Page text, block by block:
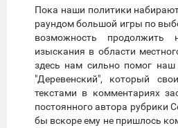
Пока наши политики
раундом большой игры по
возможность продолжить
изыскания в области
здесь нам сильно помог
"Деревенский", который
текстами в комментариях
постоянного автора рубрики
бы вскоре ему не пришлось